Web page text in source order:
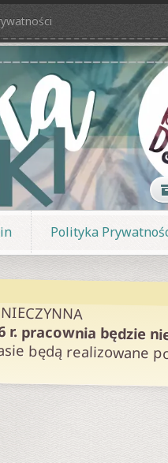
Polityka
r. pracownia będzie
będą realizowane